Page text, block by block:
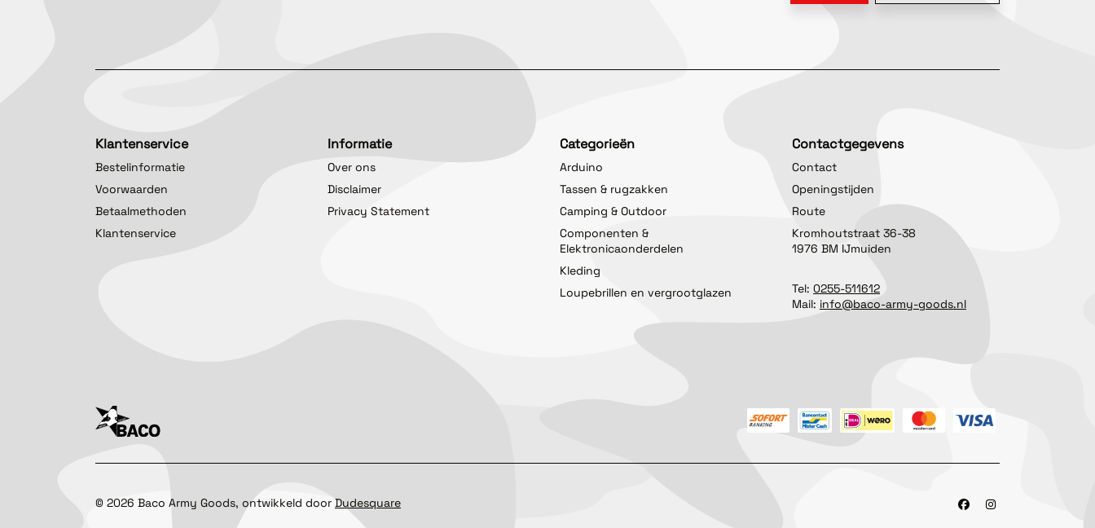
Klantenservice
Bestelinformatie
Voorwaarden
Betaalmethoden
Klantenservice
Informatie
Over ons
Disclaimer
Privacy Statement
Categorieën
Arduino
Tassen & rugzakken
Camping & Outdoor
Componenten &
Elektronicaonderdelen
Kleding
Loupebrillen en vergrootglazen
Contactgegevens
Contact
Openingstijden
Route
Kromhoutstraat 36-38
1976 BM IJmuiden
Tel: 0255-511612
Mail: info@baco-army-goods.nl
© 2026 Baco Army Goods, ontwikkeld doorDudesquare